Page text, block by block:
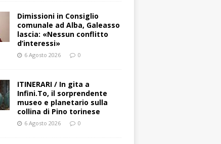
Dimissioni in Consiglio
comunale ad Alba, Galeasso
lascia: «Nessun conflitto
d’interessi»
6 Agosto 2026 0
ITINERARI / In gita a
Infini.To, il sorprendente
museo e planetario sulla
collina di Pino torinese
6 Agosto 2026 0